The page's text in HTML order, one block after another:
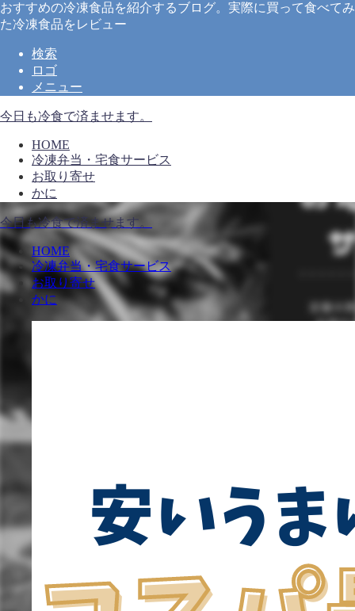
おすすめの冷凍食品を紹介するブログ。実際に買って食べてみ
た冷凍食品をレビュー
検索
ロゴ
メニュー
今日も冷食で済ませます。
HOME
冷凍弁当・宅食サービス
お取り寄せ
かに
今日も冷食で済ませます。
HOME
冷凍弁当・宅食サービス
お取り寄せ
かに